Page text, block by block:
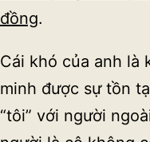
đồng.
Cái khó của anh là
minh được sự tồn
“tôi” với người